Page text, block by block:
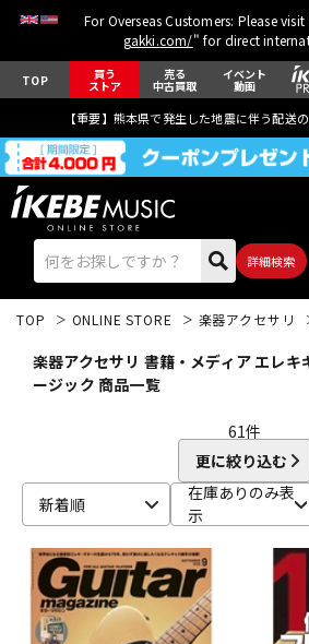
For Overseas Customers: Please
gakki.com/" for direct
TOP 買う
ストア
売る
中古買取
イベント
動画
【重要】熊本県で発生した地震に伴う配送
詳細検索
ベース
ドラム
TOP ONLINE STORE 楽器アクセサリ
楽器アクセサリ 書籍・メディア エレキ
ージック 商品一覧
61件
更に絞り込む
新着順
在庫ありのみ表
示